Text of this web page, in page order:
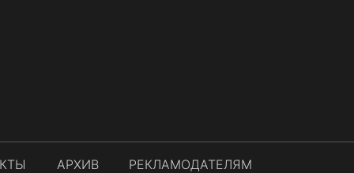
АРХИВ РЕКЛАМОДАТЕЛЯМ